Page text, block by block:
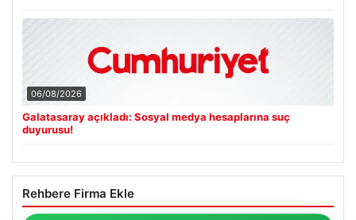
06/08/2026
Galatasaray açıkladı: Sosyal medya hesaplarına suç
duyurusu!
Rehbere Firma Ekle